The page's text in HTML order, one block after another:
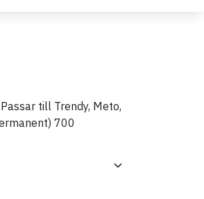
till Trendy, Meto,
700